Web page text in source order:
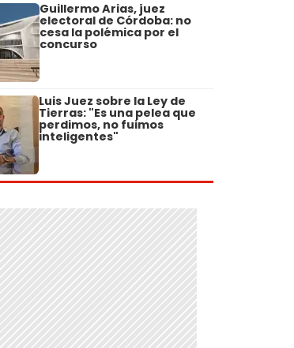
Guillermo Arias, juez
electoral de Córdoba: no
cesa la polémica por el
concurso
Luis Juez sobre la Ley de
Tierras: "Es una pelea que
perdimos, no fuimos
inteligentes"